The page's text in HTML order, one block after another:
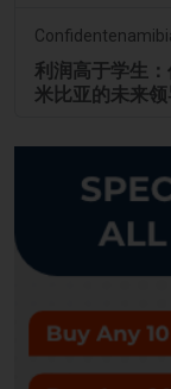
利润高于学生
米比亚的未来